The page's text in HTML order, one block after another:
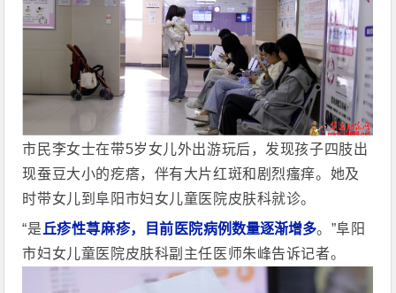
市民李女士在带5岁女儿外出游玩后，发现孩子四肢出
现蚕豆大小的疙瘩，伴有大片红斑和剧烈瘙痒。她及
时带女儿到阜阳市妇女儿童医院皮肤科就诊。
“是 丘疹性荨麻疹，目前医院病例数量逐渐增多。”阜阳
市妇女儿童医院皮肤科副主任医师朱峰告诉记者。